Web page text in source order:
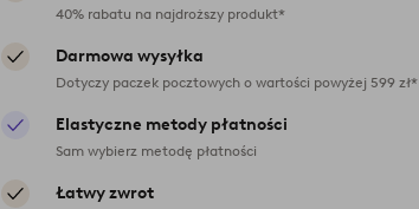
40% rabatu na najdroższy produkt*
Darmowa wysyłka
Dotyczy paczek pocztowych o wartości powyżej 599 zł*
Elastyczne metody płatności
Sam wybierz metodę płatności
Łatwy zwrot